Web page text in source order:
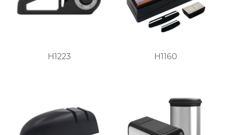
H1223 H1160